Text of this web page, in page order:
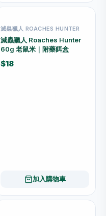
滅蟲獵人 ROACHES HUNTER
滅蟲獵人 Roaches Hunter
60g 老鼠米｜附藥餌盒
$18
加入購物車